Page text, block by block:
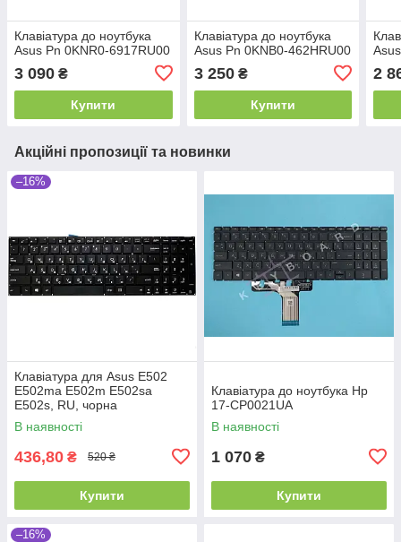
Клавіатура до ноутбука
Asus Pn 0KNR0-6917RU00
3 090 ₴
Купити
Клавіатура до ноутбука
Asus Pn 0KNB0-462HRU00
3 250₴
Купити
2
Акційні пропозиції та новинки
–16%
Клавіатура для Asus E502
E502ma E502m E502sa
E502s, RU, чорна
В наявності
436,80 ₴ 520 ₴
Купити
Клавіатура до ноутбука Hp
17-CP0021UA
В наявності
1 070 ₴
Купити
–16%